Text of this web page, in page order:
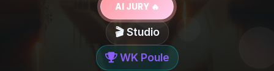
AI JURY 🔥
🎬 Studio
WK Poule